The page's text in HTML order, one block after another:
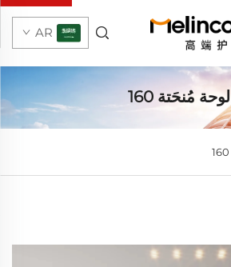
AR
لوحة مُنحَتة 160